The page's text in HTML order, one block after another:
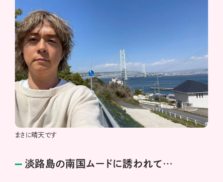
まさに晴天です
淡路島の南国ムードに誘われて…